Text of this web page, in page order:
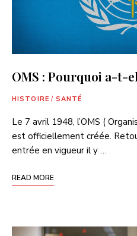
OMS : Pourquoi a-t-
HISTOIRE / SANTÉ
Le 7 avril 1948, l’OMS (
est officiellement créée.
entrée en vigueur il y …
READ MORE